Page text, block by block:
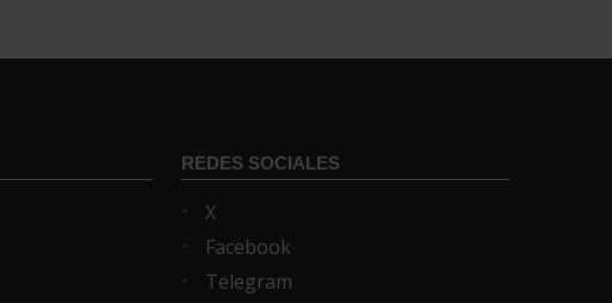
REDES SOCIALES
X
Facebook
Telegram